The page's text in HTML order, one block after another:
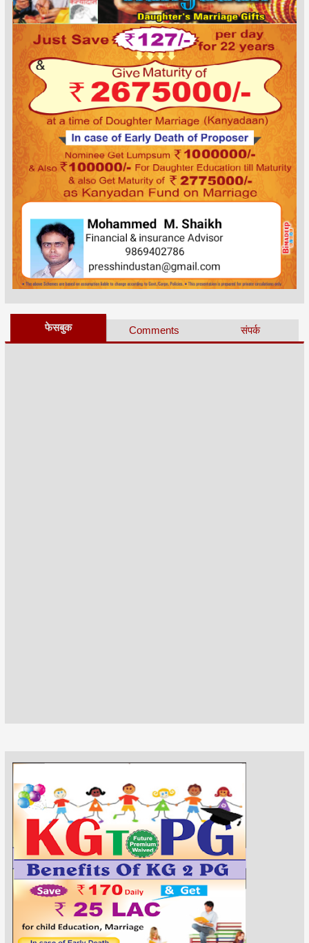
फेसबुक Comments संपर्क